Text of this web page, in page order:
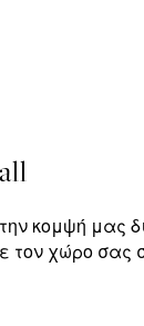
κομψή μας
χώρο σας